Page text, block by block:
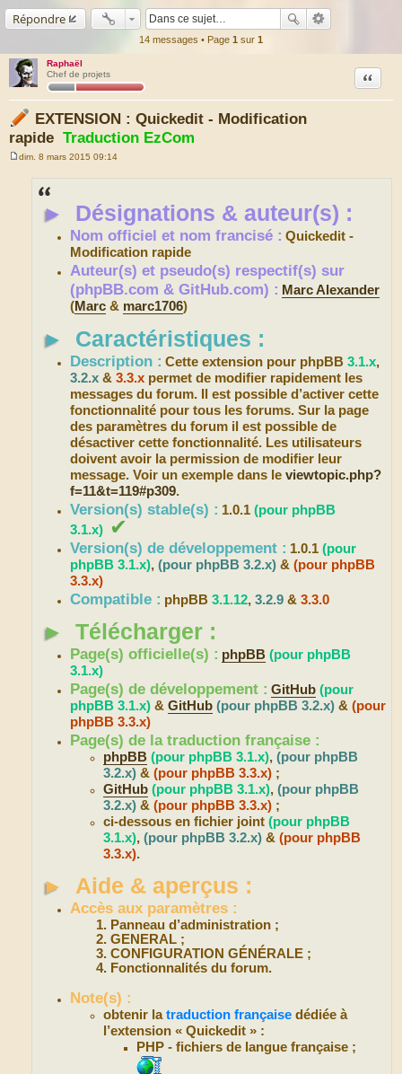
Répondre
14 messages • Page 1 sur 1
Raphaël
Chef de projets
EXTENSION : Quickedit - Modification
rapide Traduction EzCom
Citation
dim. 8 mars 2015 09:14
► Désignations & auteur(s) :
Nom officiel et nom francisé : Quickedit -
Modification rapide
Auteur(s) et pseudo(s) respectif(s) sur
(phpBB.com & GitHub.com) : Marc Alexander
(Marc & marc1706)
► Caractéristiques :
Description : Cette extension pour phpBB3.1.x,
3.2.x &3.3.x permet de modifier rapidement les
messages du forum. Il est possible d’activer cette
fonctionnalité pour tous les forums. Sur la page
des paramètres du forum il est possible de
désactiver cette fonctionnalité. Les utilisateurs
doivent avoir la permission de modifier leur
message. Voir un exemple dans leviewtopic.php?
f=11&t=119#p309.
Version(s) stable(s) : 1.0.1(pour phpBB
3.1.x) ✔
Version(s) de développement : 1.0.1(pour
phpBB 3.1.x),(pour phpBB 3.2.x) &(pour phpBB
3.3.x)
Compatible : phpBB3.1.12,3.2.9 &3.3.0
► Télécharger :
Page(s) officielle(s) : phpBB (pour phpBB
3.1.x)
Page(s) de développement : GitHub (pour
phpBB 3.1.x) &GitHub (pour phpBB 3.2.x) &(pour
phpBB 3.3.x)
Page(s) de la traduction française :
phpBB (pour phpBB 3.1.x),(pour phpBB
3.2.x) &(pour phpBB 3.3.x) ;
GitHub (pour phpBB 3.1.x),(pour phpBB
3.2.x) &(pour phpBB 3.3.x) ;
ci-dessous en fichier joint(pour phpBB
3.1.x),(pour phpBB 3.2.x) &(pour phpBB
3.3.x).
► Aide & aperçus :
Accès aux paramètres :
Panneau d’administration ;
GENERAL ;
CONFIGURATION GÉNÉRALE ;
Fonctionnalités du forum.
Note(s) :
obtenir latraduction française dédiée à
l’extension « Quickedit » :
PHP - fichiers de langue française ;